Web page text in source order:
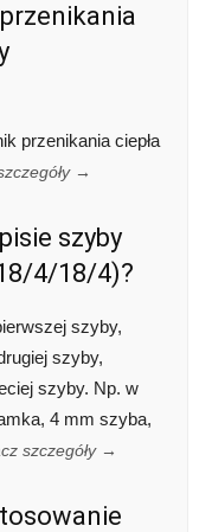
przenikania ciepła
→
szyby
4/18/4)?
szyby,
szyby,
szyby. Np. w
4 mm szyba,
szczegóły →